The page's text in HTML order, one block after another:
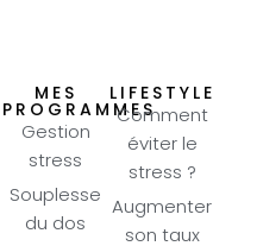
MES
PROGRAMMES
Gestion
stress
Souplesse
du dos
LIFESTYLE
Comment
éviter le
stress ?
Augmenter
son taux